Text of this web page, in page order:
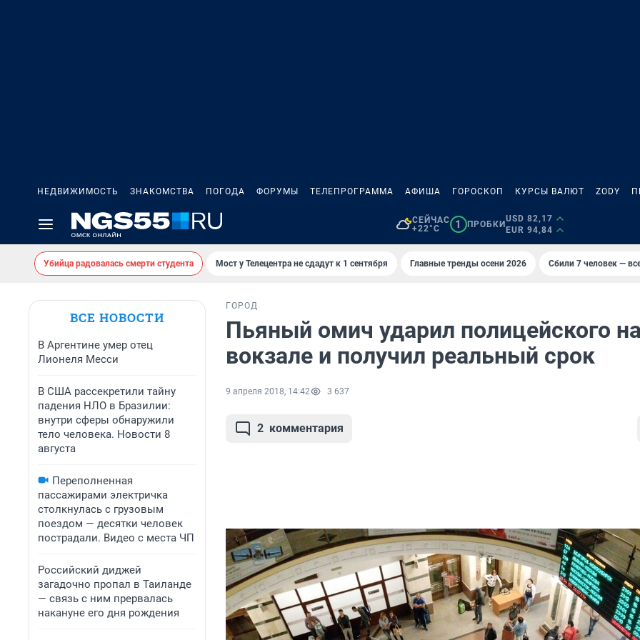
НЕДВИЖИМОСТЬ ЗНАКОМСТВА ПОГОДА ФОРУМЫ ТЕЛЕПРОГРАММА АФИША ГОРОСКОП КУРСЫ ВАЛЮТ ZODY
СЕЙЧАС
+22°C
1 ПРОБКИ
USD 82,17
EUR 94,84
Убийца радовалась смерти студента Мост у Телецентра не сдадут к 1 сентября Главные тренды осени 2026 Сбили 7 человек —
ВСЕ НОВОСТИ
В Аргентине умер отец
Лионеля Месси
В США рассекретили тайну
падения НЛО в Бразилии:
внутри сферы обнаружили
тело человека. Новости 8
августа
Переполненная
пассажирами электричка
столкнулась с грузовым
поездом — десятки человек
пострадали. Видео с места ЧП
Российский диджей
загадочно пропал в Таиланде
— связь с ним прервалась
накануне его дня рождения
ГОРОД
Пьяный омич ударил полицейского
вокзале и получил реальный срок
9 апреля 2018, 14:42 3 637
2 комментария